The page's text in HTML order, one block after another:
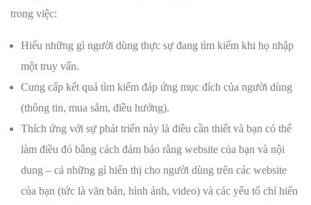
trong việc:
Hiểu những gì người dùng thực sự đang tìm kiếm khi họ nhập
một truy vấn.
Cung cấp kết quả tìm kiếm đáp ứng mục đích của người dùng
(thông tin, mua sắm, điều hướng).
Thích ứng với sự phát triển này là điều cần thiết và bạn có thể
làm điều đó bằng cách đảm bảo rằng website của bạn và nội
dung – cả những gì hiển thị cho người dùng trên các website
của bạn (tức là văn bản, hình ảnh, video) và các yếu tố chỉ hiển